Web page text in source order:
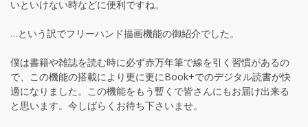
いといけない時などに便利ですね。
…という訳でフリーハンド描画機能の御紹介でした。
僕は書籍や雑誌を読む時に必ず赤万年筆で線を引く習慣があるの
で、この機能の搭載により更に更にBook+でのデジタル読書が快
適になりました。この機能をもう暫くで皆さんにもお届け出来る
と思います。今しばらくお待ち下さいませ。